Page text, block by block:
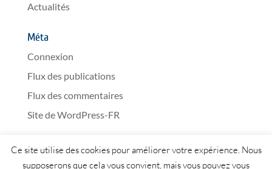
Actualités
Méta
Connexion
Flux des publications
Flux des commentaires
Site de WordPress-FR
Ce site utilise des cookies pour améliorer votre expérience. Nous
supposerons que cela vous convient, mais vous pouvez vous